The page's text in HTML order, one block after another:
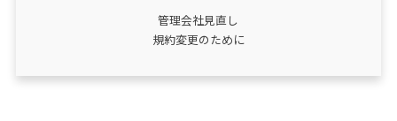
管理会社見直し
規約変更のために